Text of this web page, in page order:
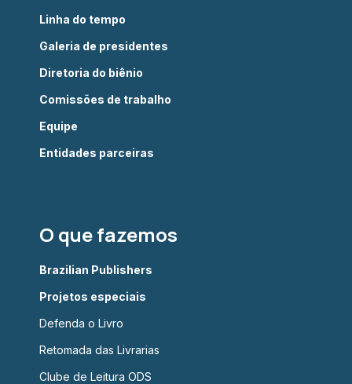
Linha do tempo
Galeria de presidentes
Diretoria do biênio
Comissões de trabalho
Equipe
Entidades parceiras
O que fazemos
Brazilian Publishers
Projetos especiais
Defenda o Livro
Retomada das Livrarias
Clube de Leitura ODS